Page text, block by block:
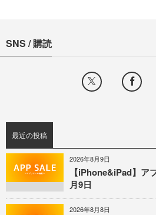
SNS / 購読
最近の投稿
2026年8月9日
【iPhone&iPad】ア
月9日
2026年8月8日